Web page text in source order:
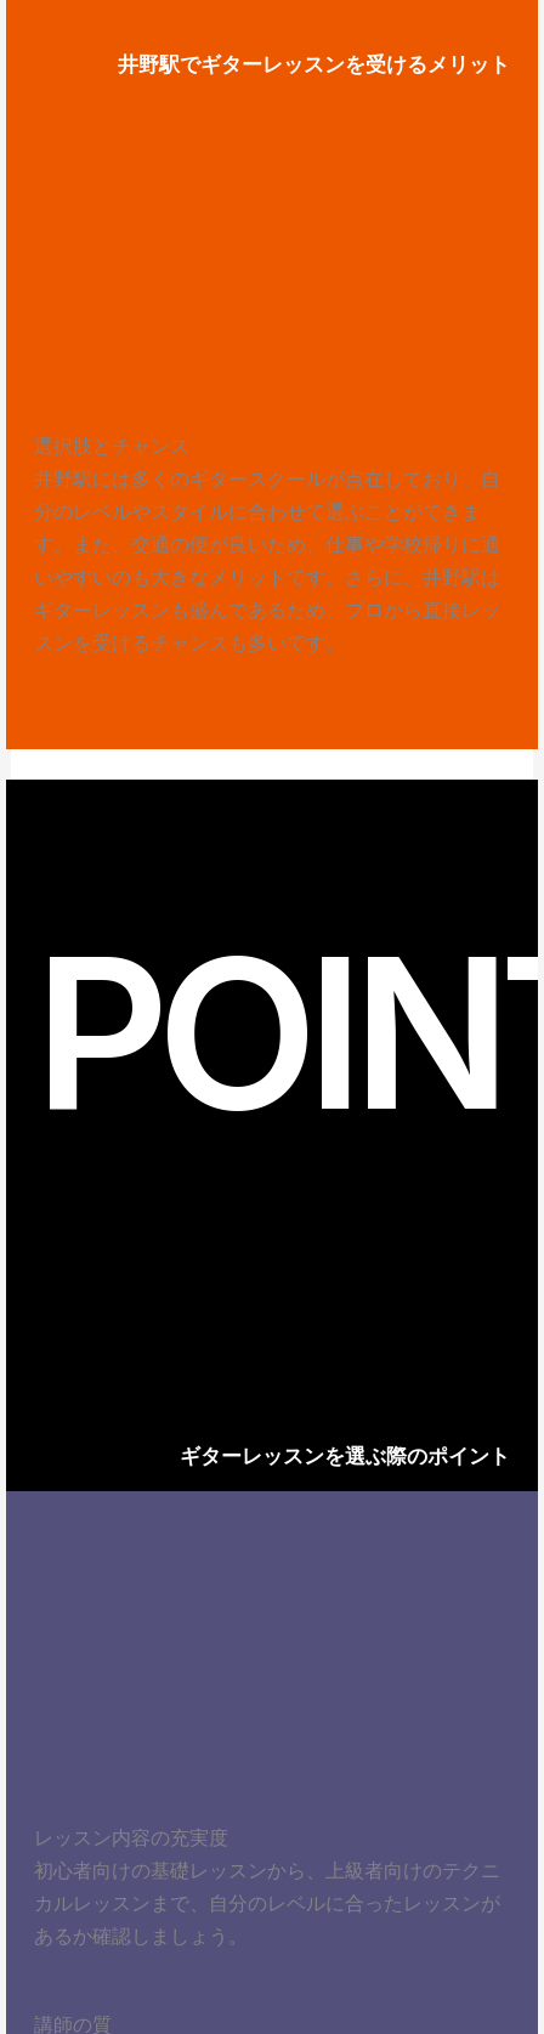
井野駅でギターレッスンを受けるメリット
選択肢とチャンス
井野駅には多くのギタースクールが点在しており、自
分のレベルやスタイルに合わせて選ぶことができま
す。また、交通の便が良いため、仕事や学校帰りに通
いやすいのも大きなメリットです。さらに、井野駅は
ギターレッスンも盛んであるため、プロから直接レッ
スンを受けるチャンスも多いです。
ギターレッスンを選ぶ際のポイント
レッスン内容の充実度
初心者向けの基礎レッスンから、上級者向けのテクニ
カルレッスンまで、自分のレベルに合ったレッスンが
あるか確認しましょう。
講師の質